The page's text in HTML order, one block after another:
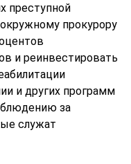
преступной
прокурору
и реинвестировать
и других программ
за
служат